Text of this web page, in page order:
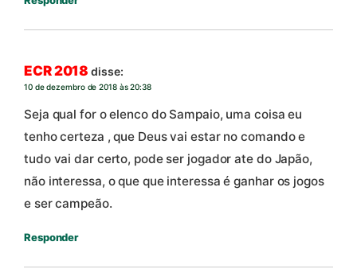
ECR 2018 disse:
10 de dezembro de 2018 às 20:38
Seja qual for o elenco do Sampaio, uma coisa eu
tenho certeza , que Deus vai estar no comando e
tudo vai dar certo, pode ser jogador ate do Japão,
não interessa, o que que interessa é ganhar os jogos
e ser campeão.
Responder